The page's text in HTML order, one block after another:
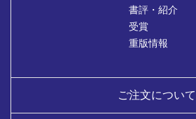
書評・紹介
受賞
重版情報
ご注文について